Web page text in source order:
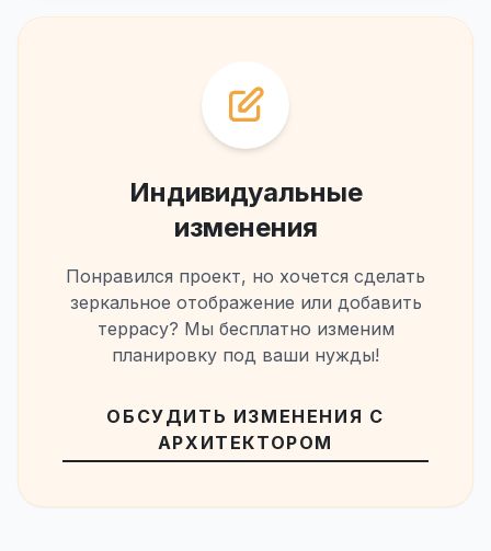
Индивидуальные
изменения
Понравился проект, но хочется сделать
зеркальное отображение или добавить
террасу? Мы бесплатно изменим
планировку под ваши нужды!
ОБСУДИТЬ ИЗМЕНЕНИЯ С
АРХИТЕКТОРОМ